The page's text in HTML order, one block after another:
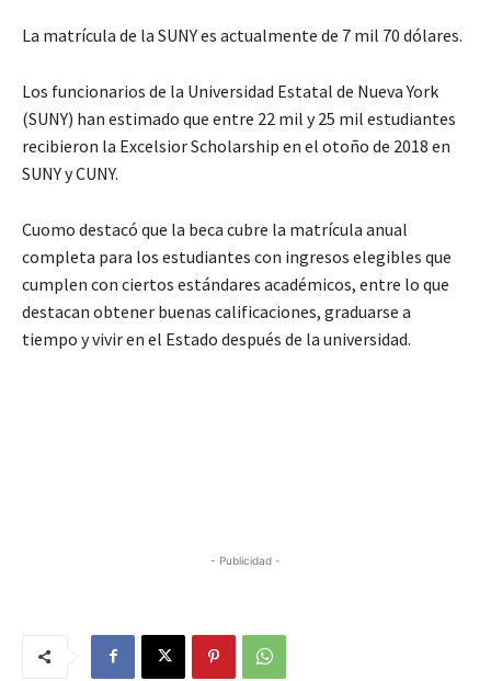
La matrícula de la SUNY es actualmente de 7 mil 70 dólares.
Los funcionarios de la Universidad Estatal de Nueva York
(SUNY) han estimado que entre 22 mil y 25 mil estudiantes
recibieron la Excelsior Scholarship en el otoño de 2018 en
SUNY y CUNY.
Cuomo destacó que la beca cubre la matrícula anual
completa para los estudiantes con ingresos elegibles que
cumplen con ciertos estándares académicos, entre lo que
destacan obtener buenas calificaciones, graduarse a
tiempo y vivir en el Estado después de la universidad.
- Publicidad -